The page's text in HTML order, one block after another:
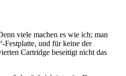
viele machen es wie ich; man
Festplatte, und für keine der
Cartridge beseitigt nicht das